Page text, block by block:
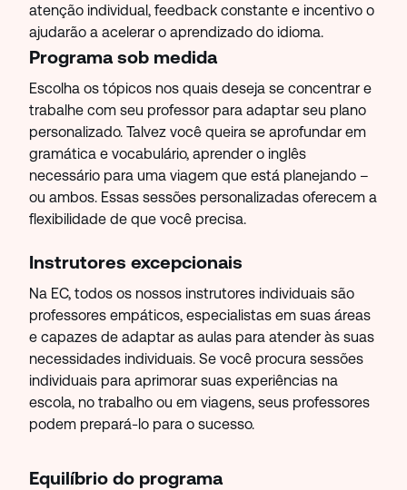
atenção individual, feedback constante e incentivo o
ajudarão a acelerar o aprendizado do idioma.
Programa sob medida
Escolha os tópicos nos quais deseja se concentrar e
trabalhe com seu professor para adaptar seu plano
personalizado. Talvez você queira se aprofundar em
gramática e vocabulário, aprender o inglês
necessário para uma viagem que está planejando –
ou ambos. Essas sessões personalizadas oferecem a
flexibilidade de que você precisa.
Instrutores excepcionais
Na EC, todos os nossos instrutores individuais são
professores empáticos, especialistas em suas áreas
e capazes de adaptar as aulas para atender às suas
necessidades individuais. Se você procura sessões
individuais para aprimorar suas experiências na
escola, no trabalho ou em viagens, seus professores
podem prepará-lo para o sucesso.
Equilíbrio do programa